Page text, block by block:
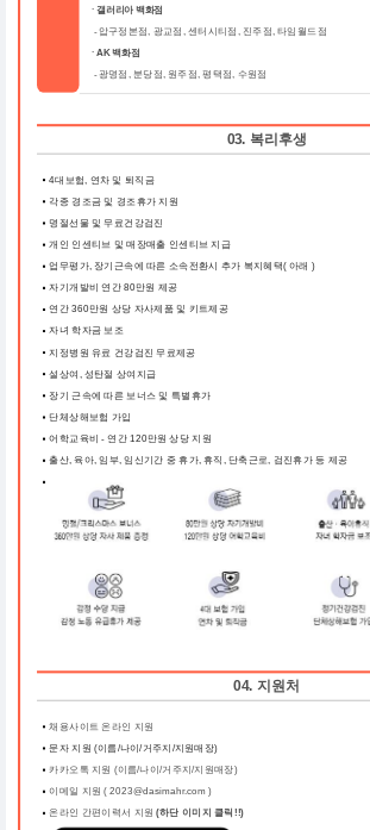
ㆍ갤러리아 백화점
-압구정본점, 광교점, 센터시티점, 진주점, 타임월드점
ㆍAK 백화점
-광명점, 분당점, 원주점, 평택점, 수원점
03. 복리후생
4대보험, 연차 및 퇴직금
각종 경조금 및 경조휴가 지원
명절선물 및 무료건강검진
개인 인센티브 및 매장매출 인센티브 지급
업무평가, 장기근속에 따른 소속전환시 추가 복지혜택( 아래 )
자기개발비 연간 80만원 제공
연간 360만원 상당 자사제품 및 키트제공
자녀 학자금 보조
지정병원 유료 건강검진 무료제공
설상여, 성탄절 상여지급
장기 근속에 따른 보너스 및 특별휴가
단체상해보험 가입
어학교육비 - 연간 120만원 상당 지원
출산, 육아, 임부, 임신기간 중 휴가, 휴직, 단축근로, 검진휴가 등 제공
04. 지원처
채용사이트 온라인 지원
문자 지원 (이름/나이/거주지/지원매장)
카카오톡 지원 (이름/나이/거주지/지원매장)
이메일 지원 ( 2023@dasimahr.com )
온라인 간편이력서 지원 (하단 이미지 클릭!!)